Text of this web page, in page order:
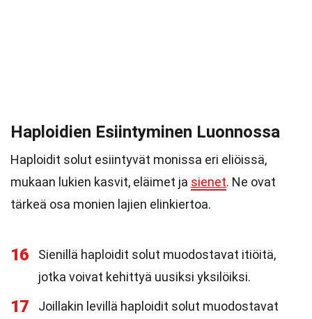
Haploidien Esiintyminen Luonnossa
Haploidit solut esiintyvät monissa eri eliöissä,
mukaan lukien kasvit, eläimet ja sienet. Ne ovat
tärkeä osa monien lajien elinkiertoa.
16
Sienillä haploidit solut muodostavat itiöitä,
jotka voivat kehittyä uusiksi yksilöiksi.
17
Joillakin levillä haploidit solut muodostavat